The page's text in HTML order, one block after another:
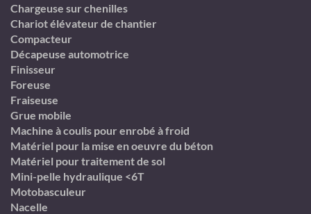
Chargeuse sur chenilles
Chariot élévateur de chantier
Compacteur
Décapeuse automotrice
Finisseur
Foreuse
Fraiseuse
Grue mobile
Machine à coulis pour enrobé à froid
Matériel pour la mise en oeuvre du béton
Matériel pour traitement de sol
Mini-pelle hydraulique <6T
Motobasculeur
Nacelle